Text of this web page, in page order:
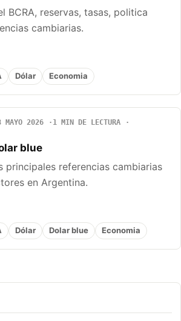
BCRA, reservas, tasas, politica
cambiarias.
Dólar Economia
MAYO 2026
1 MIN DE LECTURA
blue
principales referencias cambiarias
en Argentina.
Dólar Dolar blue Economia